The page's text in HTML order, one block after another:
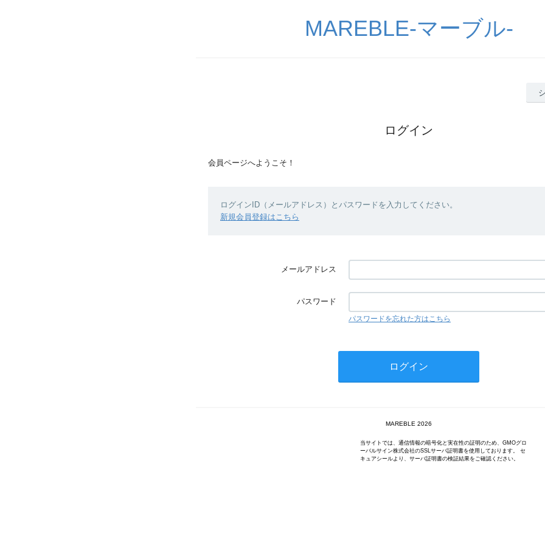
MAREBLE-マーブル-
ログイン
会員ページへようこそ！
ログインID（メールアドレス）とパスワードを入力してください。
新規会員登録はこちら
メールアドレス
パスワード
パスワードを忘れた方はこちら
MAREBLE 2026
当サイトでは、通信情報の暗号化と実在性の証明のため、GMOグロ
ーバルサイン株式会社のSSLサーバ証明書を使用しております。 セ
キュアシールより、サーバ証明書の検証結果をご確認ください。